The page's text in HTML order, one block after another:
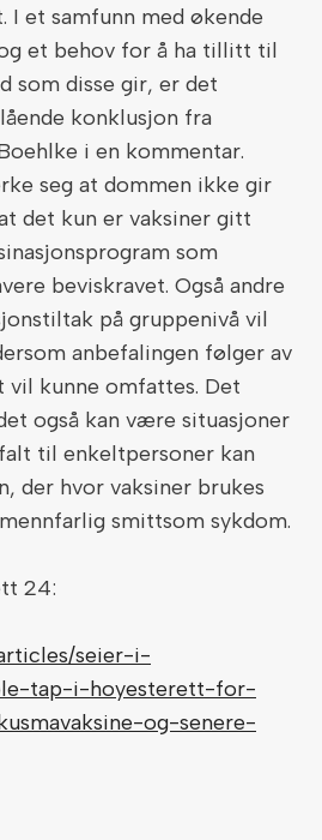
I et samfunn med økende
et behov for å ha tillitt til
som disse gir, er det
konklusjon fra
i en kommentar.
seg at dommen ikke gir
det kun er vaksiner gitt
som
beviskravet. Også andre
på gruppenivå vil
anbefalingen følger av
kunne omfattes. Det
også kan være situasjoner
til enkeltpersoner kan
der hvor vaksiner brukes
smittsom sykdom.
24:
seier-i-
tap-i-hoyesterett-for-
og-senere-